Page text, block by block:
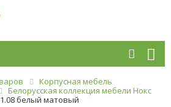
Корпусная мебель
Белорусская коллекция мебели Нокс
белый матовый